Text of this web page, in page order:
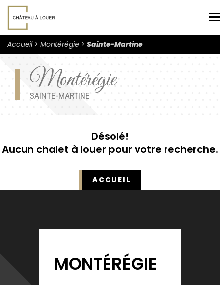
Accueil Montérégie Sainte-Martine
Montérégie
SAINTE-MARTINE
Désolé!
Aucun chalet à louer pour votre recherche.
ACCUEIL
MONTÉRÉGIE